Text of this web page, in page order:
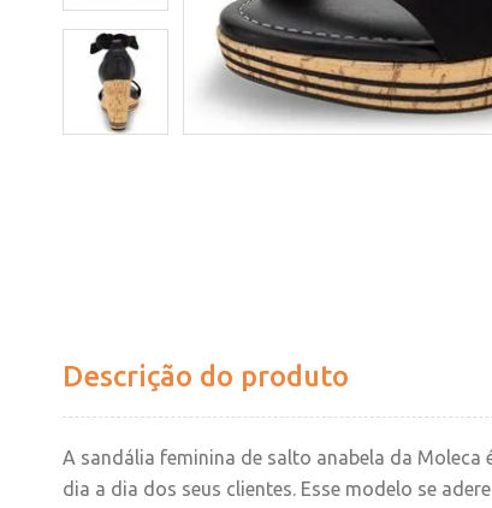
Descrição do produto
A sandália feminina de salto anabela da Moleca
dia a dia dos seus clientes. Esse modelo se